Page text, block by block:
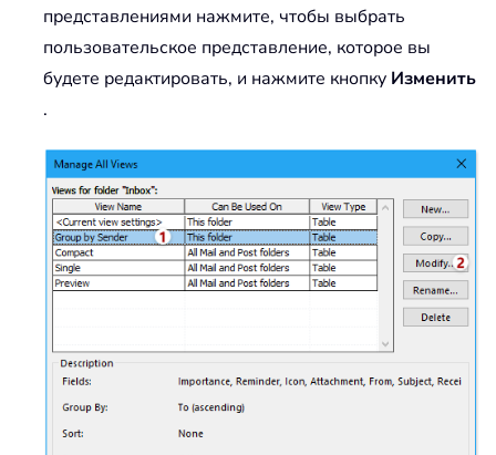
представлениями нажмите, чтобы выбрать
пользовательское представление, которое вы
будете редактировать, и нажмите кнопку Изменить
.